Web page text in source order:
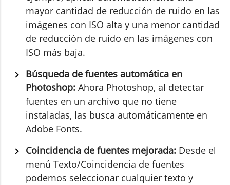
mayor cantidad de reducción de ruido en las
imágenes con ISO alta y una menor cantidad
de reducción de ruido en las imágenes con
ISO más baja.
Búsqueda de fuentes automática en
Photoshop: Ahora Photoshop, al detectar
fuentes en un archivo que no tiene
instaladas, las busca automáticamente en
Adobe Fonts.
Coincidencia de fuentes mejorada: Desde el
menú Texto/Coincidencia de fuentes
podemos seleccionar cualquier texto y